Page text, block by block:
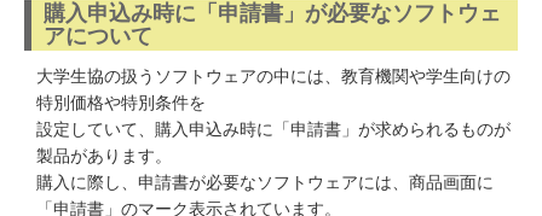
購入申込み時に「申請書」が必要なソフトウェ
アについて
大学生協の扱うソフトウェアの中には、教育機関や学生向けの
特別価格や特別条件を
設定していて、購入申込み時に「申請書」が求められるものが
製品があります。
購入に際し、申請書が必要なソフトウェアには、商品画面に
「申請書」のマーク表示されています。